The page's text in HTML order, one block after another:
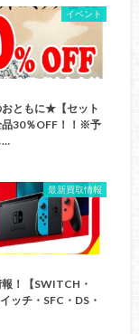
イベント
ともに★【セット
品30％OFF！！※予
…
最新買取情報
！【SWITCH・
ッチ・SFC・DS・